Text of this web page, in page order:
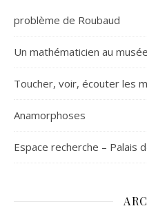
problème de Roubaud
Un mathématicien au musée
Toucher, voir, écouter les
Anamorphoses
Espace recherche – Palais